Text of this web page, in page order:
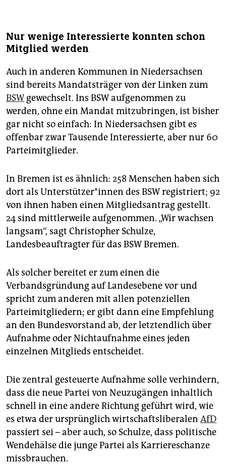
Nur wenige Interessierte konnten schon
Mitglied werden
Auch in anderen Kommunen in Niedersachsen
sind bereits Mandatsträger von der Linken zum
BSW gewechselt. Ins BSW aufgenommen zu
werden, ohne ein Mandat mitzubringen, ist bisher
gar nicht so einfach: In Niedersachsen gibt es
offenbar zwar Tausende Interessierte, aber nur 60
Parteimitglieder.
In Bremen ist es ähnlich: 258 Menschen haben sich
dort als Un­ter­stüt­ze­r*in­nen des BSW registriert; 92
von ihnen haben einen Mitgliedsantrag gestellt.
24 sind mittlerweile aufgenommen. „Wir wachsen
langsam“, sagt Christopher Schulze,
Landesbeauftragter für das BSW Bremen.
Als solcher bereitet er zum einen die
Verbandsgründung auf Landesebene vor und
spricht zum anderen mit allen potenziellen
Parteimitgliedern; er gibt dann eine Empfehlung
an den Bundesvorstand ab, der letztendlich über
Aufnahme oder Nichtaufnahme eines jeden
einzelnen Mitglieds entscheidet.
Die zentral gesteuerte Aufnahme solle verhindern,
dass die neue Partei von Neuzugängen inhaltlich
schnell in eine andere Richtung geführt wird, wie
es etwa der ursprünglich wirtschaftsliberalen AfD
passiert sei – aber auch, so Schulze, dass politische
Wendehälse die junge Partei als Karriereschanze
missbrauchen.